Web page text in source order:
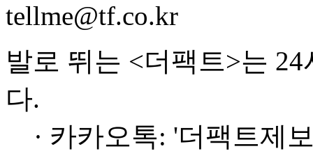
tellme@tf.co.kr
발로 뛰는 <더팩트>는
다.
· 카카오톡: '더팩트제